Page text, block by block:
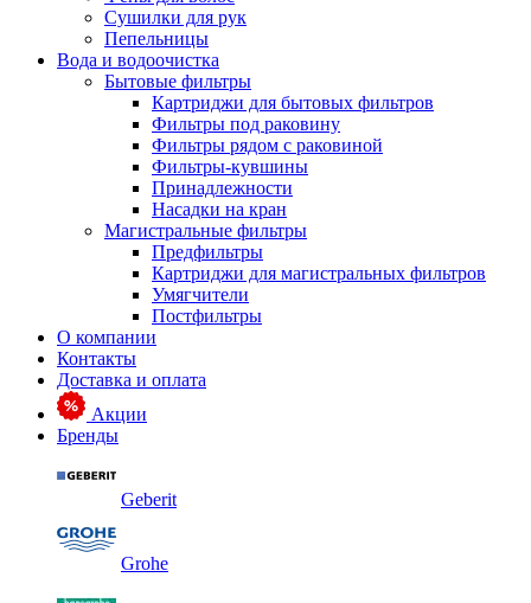
Сушилки для рук
Пепельницы
Вода и водоочистка
Бытовые фильтры
Картриджи для бытовых фильтров
Фильтры под раковину
Фильтры рядом с раковиной
Фильтры-кувшины
Принадлежности
Насадки на кран
Магистральные фильтры
Предфильтры
Картриджи для магистральных фильтров
Умягчители
Постфильтры
О компании
Контакты
Доставка и оплата
Акции
Бренды
Geberit
Grohe